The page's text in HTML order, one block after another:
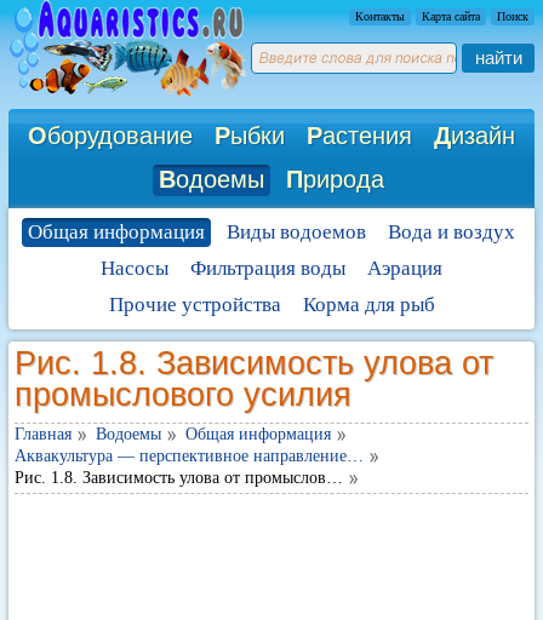
Контакты Карта сайта Поиск
найти
Оборудование Рыбки Растения Дизайн
Водоемы Природа
Общая информация Виды водоемов
Вода и воздух
Насосы
Фильтрация воды
Аэрация
Прочие устройства
Корма для рыб
Рис. 1.8. Зависимость улова от
промыслового усилия
Главная Водоемы
Общая информация
Аквакультура — перспективное направление…
Рис. 1.8. Зависимость улова от промыслов…